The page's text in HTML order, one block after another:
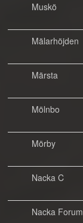
Muskö
Mälarhöjden
Märsta
Mölnbo
Mörby
Nacka C
Nacka Forum